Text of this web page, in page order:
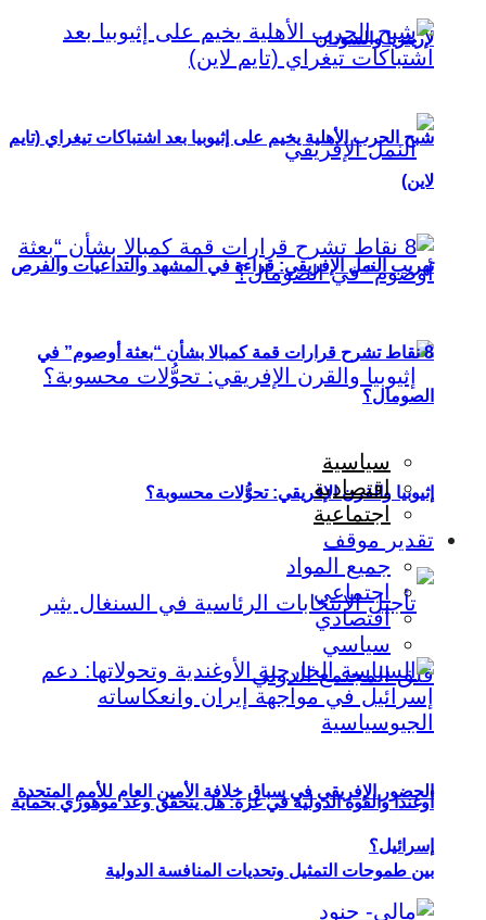
لإريتريا والسودان
تهريب النمل الإفريقي: قراءة في المشهد والتداعيات والفرص
إثيوبيا والقرن الإفريقي: تحوُّلات محسوبة؟
الحضور الإفريقي في سباق خلافة الأمين العام للأمم المتحدة
بين طموحات التمثيل وتحديات المنافسة الدولية
شبح الحرب الأهلية يخيم على إثيوبيا بعد اشتباكات تيغراي (تايم
لاين)
8 نقاط تشرح قرارات قمة كمبالا بشأن “بعثة أوصوم” في
الصومال؟
سياسية
اقتصادية
اجتماعية
تقدير موقف
جميع المواد
اجتماعي
اقتصادي
سياسي
أوغندا والقوة الدولية في غزة: هل يتحقق وعد موهوزي بحماية
إسرائيل؟